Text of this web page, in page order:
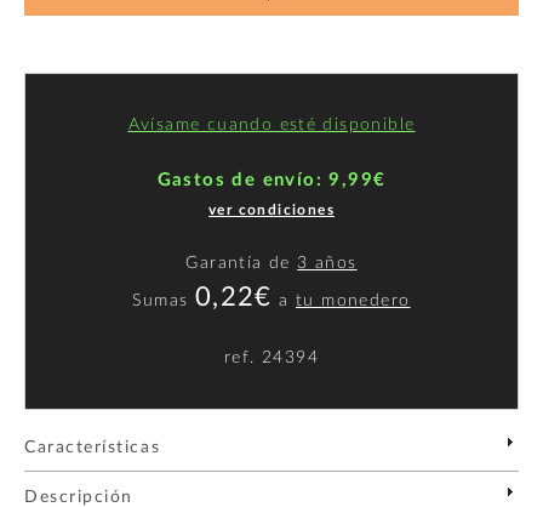
Avísame cuando esté disponible
Gastos de envío: 9,99€
ver condiciones
Garantía de 3 años
Sumas 0,22€ atu monedero
ref. 24394
Características
Descripción